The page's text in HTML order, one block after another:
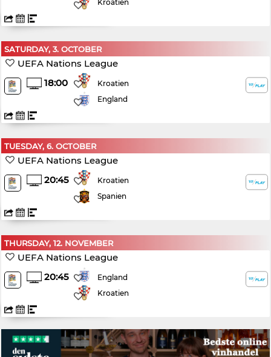
Kroatien
SATURDAY, 3. OCTOBER
UEFA Nations League
18:00
Kroatien
England
TUESDAY, 6. OCTOBER
UEFA Nations League
20:45
Kroatien
Spanien
THURSDAY, 12. NOVEMBER
UEFA Nations League
20:45
England
Kroatien